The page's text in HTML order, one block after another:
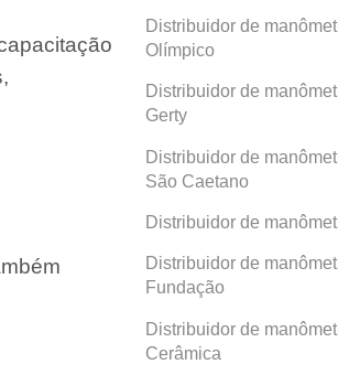
Distribuidor de
Olímpico
Distribuidor de
Gerty
Distribuidor de
São Caetano
Distribuidor de
Distribuidor de
Fundação
Distribuidor de
Cerâmica